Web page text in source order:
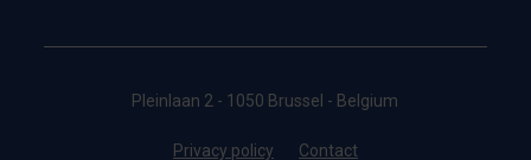
Pleinlaan 2 - 1050 Brussel - Belgium
Privacy policy Contact